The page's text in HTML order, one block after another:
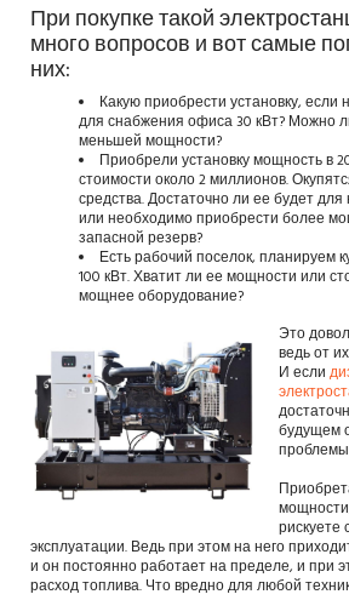
При покупке такой
много вопросов и вот самые
них:
Какую приобрести установку, если
для снабжения офиса 30 кВт? Можно
меньшей мощности?
Приобрели установку мощность в
стоимости около 2 миллионов.
средства. Достаточно ли ее будет
или необходимо приобрести более
запасной резерв?
Есть рабочий поселок, планируем
100 кВт. Хватит ли ее мощности или
мощнее оборудование?
Это
ведь от
И если
будущем
рискуете
эксплуатации. Ведь при этом на него
и он постоянно работает на пределе, и при
расход топлива. Что вредно для любой